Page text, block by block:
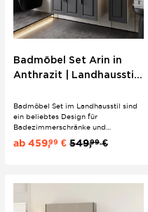
Badmöbel Set Arin in
Anthrazit | Landhausstil
Unterschrank, Konsole &
Aufsatzwaschbecken
Badmöbel Set im Landhausstil sind
ein beliebtes Design für
Badezimmerschränke und
Badeinrichtungen, für Liebhaber mit
klassischem Geschmack.
ab 459,99 € 549,99€